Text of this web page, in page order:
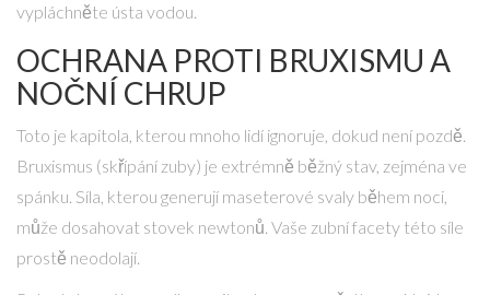
vypláchněte ústa vodou.
OCHRANA PROTI BRUXISMU A
NOČNÍ CHRUP
Toto je kapitola, kterou mnoho lidí ignoruje, dokud není pozdě.
Bruxismus (skřípání zuby) je extrémně běžný stav, zejména ve
spánku. Síla, kterou generují maseterové svaly během noci,
může dosahovat stovek newtonů. Vaše zubní facety této síle
prostě neodolají.